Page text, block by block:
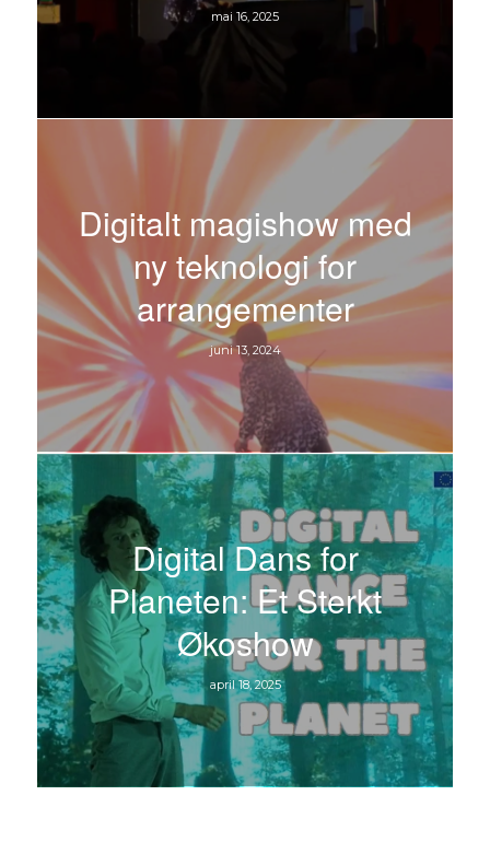
mai 16, 2025
Digitalt magishow med
ny teknologi for
arrangementer
juni 13, 2024
Digital Dans for
Planeten: Et Sterkt
Økoshow
april 18, 2025